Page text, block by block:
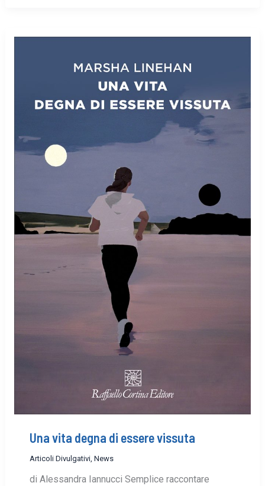
Una vita degna di essere vissuta
Articoli Divulgativi, News
di Alessandra Iannucci Semplice raccontare